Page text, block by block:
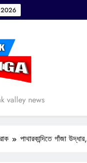
valley news
পাথারকান্দিতে গাঁজা